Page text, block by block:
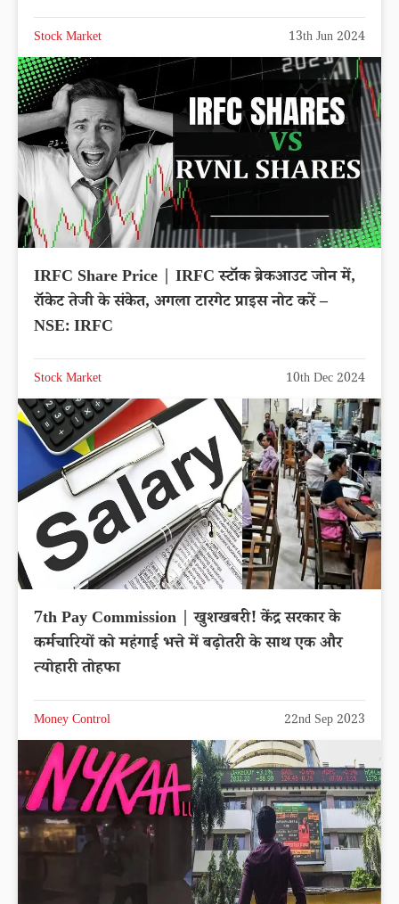
Stock Market 13th Jun 2024
IRFC Share Price | IRFC स्टॉक ब्रेकआउट जोन में,
रॉकेट तेजी के संकेत, अगला टारगेट प्राइस नोट करें –
NSE: IRFC
Stock Market 10th Dec 2024
7th Pay Commission | खुशखबरी! केंद्र सरकार के
कर्मचारियों को महंगाई भत्ते में बढ़ोतरी के साथ एक और
त्योहारी तोहफा
Money Control 22nd Sep 2023